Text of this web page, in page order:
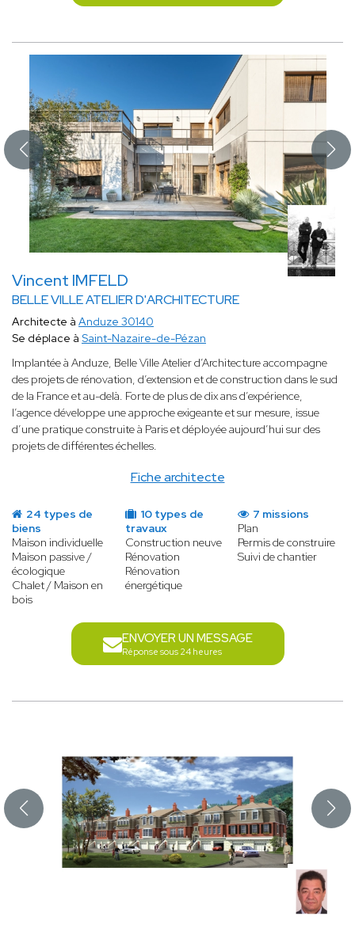
Vincent IMFELD
BELLE VILLE ATELIER D'ARCHITECTURE
Fiche architecte
Architecte à Anduze 30140
Se déplace à Saint-Nazaire-de-Pézan
Implantée à Anduze, Belle Ville Atelier d’Architecture accompagne
des projets de rénovation, d’extension et de construction dans le sud
de la France et au-delà. Forte de plus de dix ans d’expérience,
l’agence développe une approche exigeante et sur mesure, issue
d’une pratique construite à Paris et déployée aujourd’hui sur des
projets de différentes échelles.
24 types de
biens
Maison individuelle
Maison passive /
écologique
Chalet / Maison en
bois
10 types de
travaux
Construction neuve
Rénovation
Rénovation
énergétique
7 missions
Plan
Permis de construire
Suivi de chantier
ENVOYER UN MESSAGE
Réponse sous 24 heures